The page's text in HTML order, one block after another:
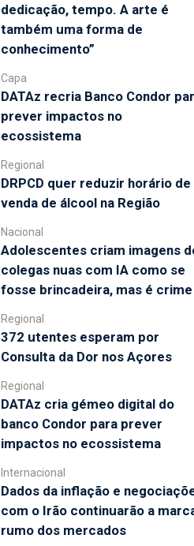
dedicação, tempo. A arte é
também uma forma de
conhecimento”
Capa
DATAz recria Banco Condor
prever impactos no
ecossistema
Regional
DRPCD quer reduzir horário de
venda de álcool na Região
Nacional
Adolescentes criam imagens
colegas nuas com IA como se
fosse brincadeira, mas é crime
Regional
372 utentes esperam por
Consulta da Dor nos Açores
Regional
DATAz cria gémeo digital do
banco Condor para prever
impactos no ecossistema
Internacional
Dados da inflação e
com o Irão continuarão a
rumo dos mercados